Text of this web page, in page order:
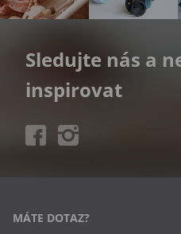
Sledujte nás a
inspirovat
MÁTE DOTAZ?